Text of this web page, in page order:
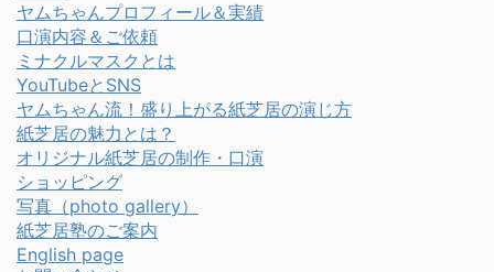
ヤムちゃんプロフィール＆実績
口演内容＆ご依頼
ミナクルマスクとは
YouTubeとSNS
ヤムちゃん流！盛り上がる紙芝居の演じ方
紙芝居の魅力とは？
オリジナル紙芝居の制作・口演
ショッピング
写真（photo gallery）
紙芝居塾のご案内
English page